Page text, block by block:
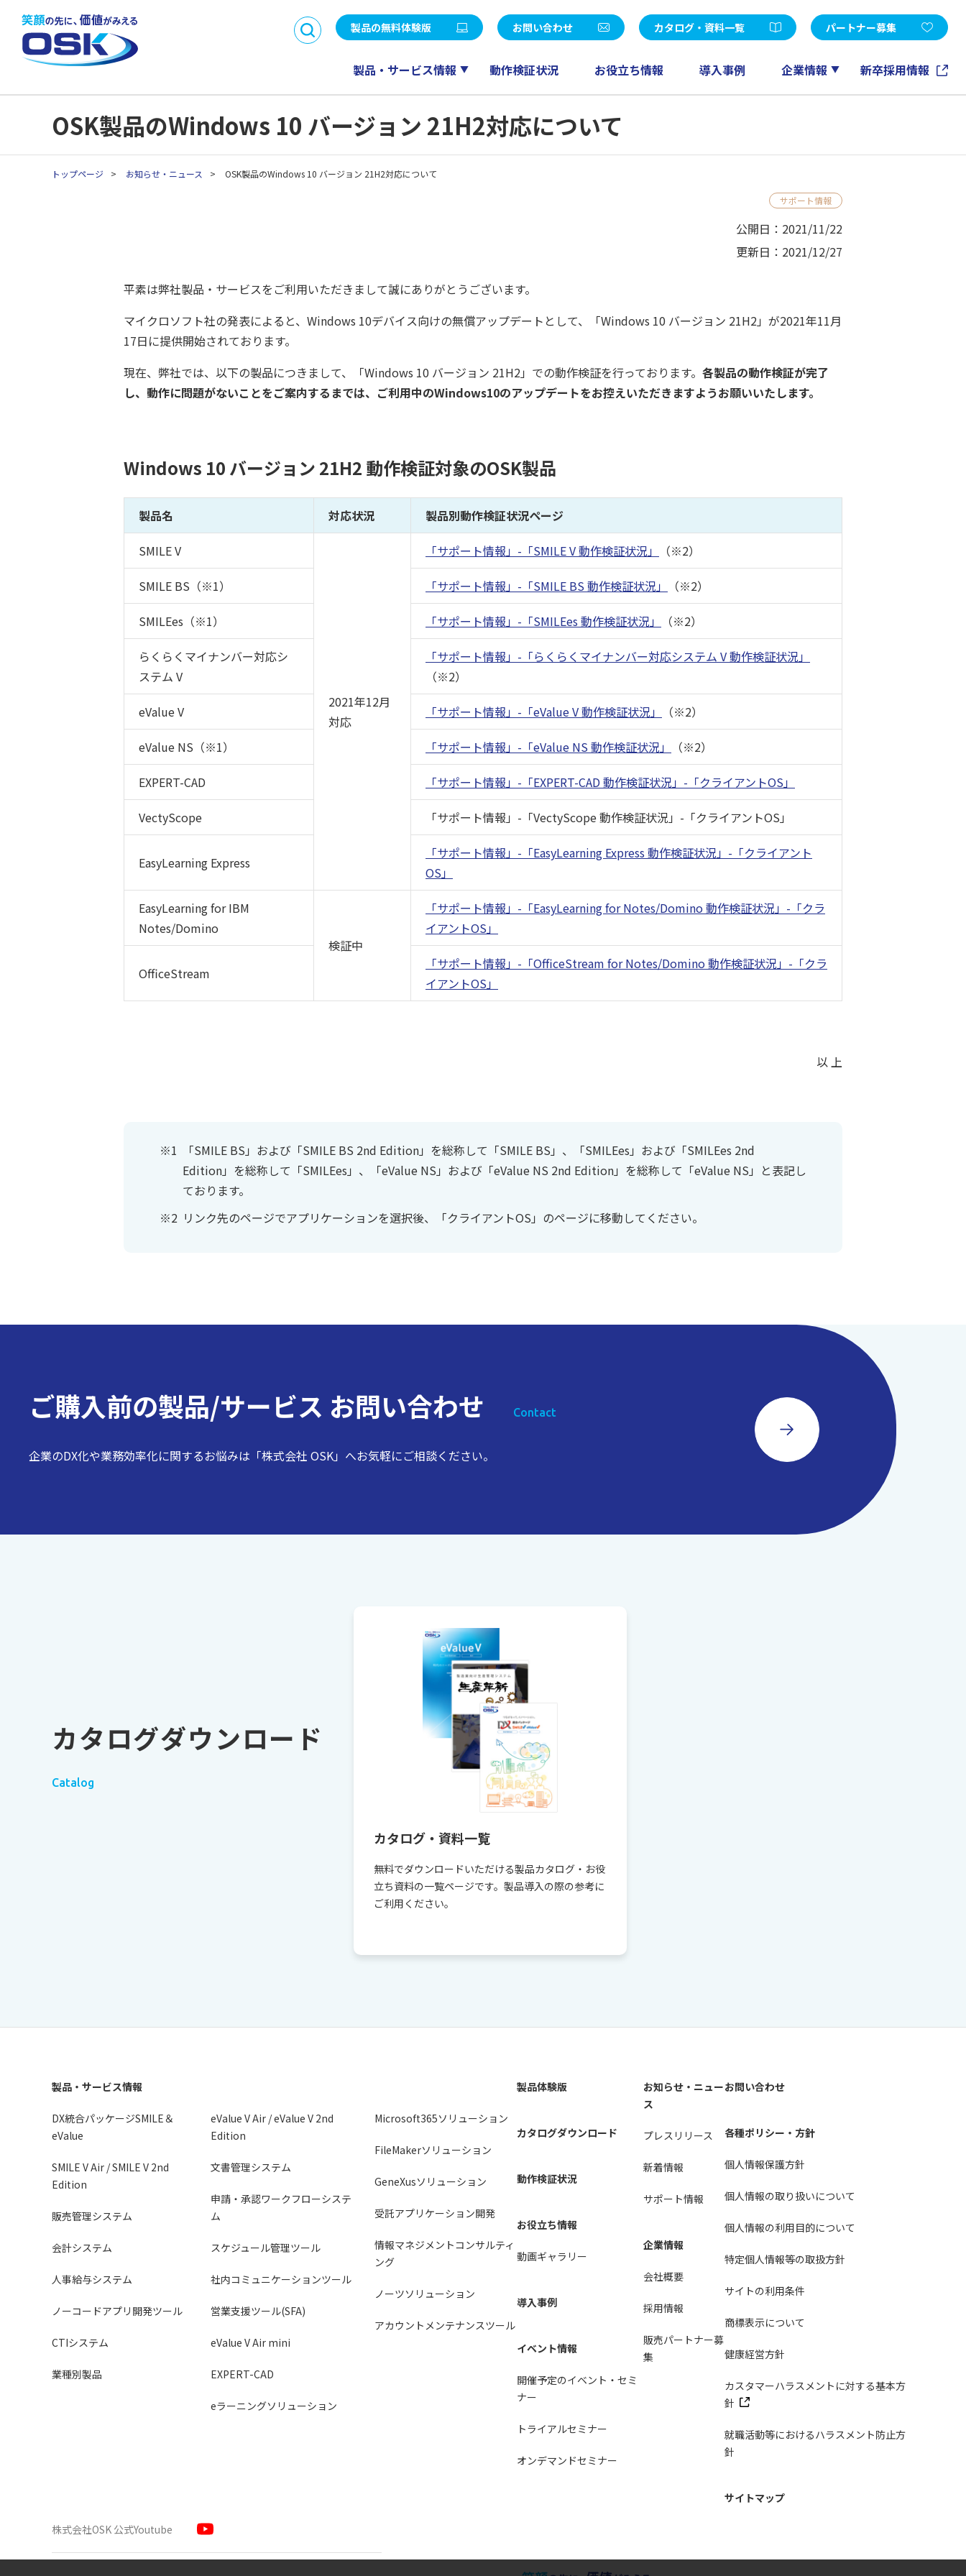
製品の無料体験版 お問い合わせ カタログ・資料一覧 パートナー募集
製品・サービス情報 動作検証状況 お役立ち情報 導入事例 企業情報 新卒採用情報
から探す
業務目的で探す
業種別製品・サービス
を探す
SMILE V Air / SMILE V 2nd Edition
販売
CTI
生産革新 Raijin
eValue V Air / eValue V 2nd Edition
ドキュメント管理
Microsoft365
GeneXus
情報マネジメントコンサルティング
沿革 事業所一覧 決算公告
パートナープログラム
API連携開発パートナ
ー制度
OSK製品のWindows 10 バージョン 21H2対応について
トップページ > お知らせ・ニュース > OSK製品のWindows 10 バージョン 21H2対応について
サポート情報
公開日：2021/11/22
更新日：2021/12/27
平素は弊社製品・サービスをご利用いただきまして誠にありがとうございます。
マイクロソフト社の発表によると、Windows 10デバイス向けの無償アップデートとして、「Windows 10 バージョン 21H2」が2021年11月
17日に提供開始されております。
現在、弊社では、以下の製品につきまして、「Windows 10 バージョン 21H2」での動作検証を行っております。 各製品の動作検証が完了
し、動作に問題がないことをご案内するまでは、ご利用中のWindows10のアップデートをお控えいただきますようお願いいたします。
Windows 10 バージョン 21H2 動作検証対象のOSK製品
製品名 対応状況 製品別動作検証状況ページ
SMILE V
2021年12月
対応
「サポート情報」-「SMILE V 動作検証状況」 （※2）
SMILE BS（※1） 「サポート情報」-「SMILE BS 動作検証状況」 （※2）
SMILEes（※1） 「サポート情報」-「SMILEes 動作検証状況」 （※2）
らくらくマイナンバー対応シ
ステム V
「サポート情報」-「らくらくマイナンバー対応システム V 動作検証状況」
（※2）
eValue V 「サポート情報」-「eValue V 動作検証状況」 （※2）
eValue NS（※1） 「サポート情報」-「eValue NS 動作検証状況」 （※2）
EXPERT-CAD 「サポート情報」-「EXPERT-CAD 動作検証状況」-「クライアントOS」
VectyScope 「サポート情報」-「VectyScope 動作検証状況」-「クライアントOS」
EasyLearning Express
「サポート情報」-「EasyLearning Express 動作検証状況」-「クライアント
OS」
EasyLearning for IBM
Notes/Domino
検証中
「サポート情報」-「EasyLearning for Notes/Domino 動作検証状況」-「クラ
イアントOS」
OfficeStream
「サポート情報」-「OfficeStream for Notes/Domino 動作検証状況」-「クラ
イアントOS」
以 上
「SMILE BS」および「SMILE BS 2nd Edition」を総称して「SMILE BS」、「SMILEes」および「SMILEes 2nd
Edition」を総称して「SMILEes」、「eValue NS」および「eValue NS 2nd Edition」を総称して「eValue NS」と表記し
ております。
リンク先のページでアプリケーションを選択後、「クライアントOS」のページに移動してください。
ご購入前の製品/サービス お問い合わせ Contact
企業のDX化や業務効率化に関するお悩みは「株式会社 OSK」へお気軽にご相談ください。
カタログダウンロード
Catalog
カタログ・資料一覧
無料でダウンロードいただける製品カタログ・お役
立ち資料の一覧ページです。製品導入の際の参考に
ご利用ください。
製品・サービス情報
DX統合パッケージSMILE＆
eValue
SMILE V Air / SMILE V 2nd
Edition
販売管理システム
会計システム
人事給与システム
ノーコードアプリ開発ツール
CTIシステム
業種別製品
eValue V Air / eValue V 2nd
Edition
文書管理システム
申請・承認ワークフローシステ
ム
スケジュール管理ツール
社内コミュニケーションツール
営業支援ツール(SFA)
eValue V Air mini
EXPERT-CAD
eラーニングソリューション
Microsoft365ソリューション
FileMakerソリューション
GeneXusソリューション
受託アプリケーション開発
情報マネジメントコンサルティ
ング
ノーツソリューション
アカウントメンテナンスツール
製品体験版
カタログダウンロード
動作検証状況
お役立ち情報
動画ギャラリー
導入事例
イベント情報
開催予定のイベント・セミ
ナー
トライアルセミナー
オンデマンドセミナー
お知らせ・ニュー
ス
プレスリリース
新着情報
サポート情報
企業情報
会社概要
採用情報
販売パートナー募
集
お問い合わせ
各種ポリシー・方針
個人情報保護方針
個人情報の取り扱いについて
個人情報の利用目的について
特定個人情報等の取扱方針
サイトの利用条件
商標表示について
健康経営方針
カスタマーハラスメントに対する基本方
針
就職活動等におけるハラスメント防止方
針
サイトマップ
株式会社OSK 公式Youtube